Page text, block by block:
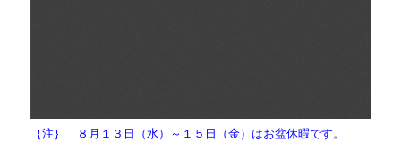
｛注｝ ８月１３日（水）～１５日（金）はお盆休暇です。